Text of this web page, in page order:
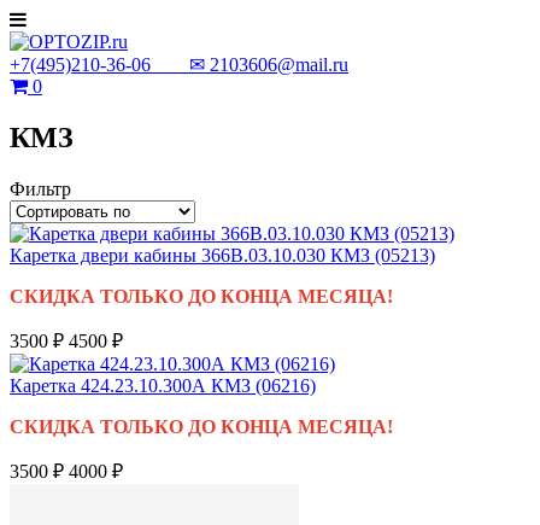
+7(495)210-36-06 ✉ 2103606@mail.ru
0
КМЗ
Фильтр
Каретка двери кабины 366В.03.10.030 КМЗ (05213)
СКИДКА ТОЛЬКО ДО КОНЦА МЕСЯЦА!
3500 ₽ 4500 ₽
Каретка 424.23.10.300А КМЗ (06216)
СКИДКА ТОЛЬКО ДО КОНЦА МЕСЯЦА!
3500 ₽ 4000 ₽